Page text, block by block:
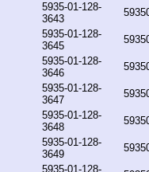
5935-01-128-
3643
5935-01-128-
3645
5935-01-128-
3646
5935-01-128-
3647
5935-01-128-
3648
5935-01-128-
3649
5935-01-128-